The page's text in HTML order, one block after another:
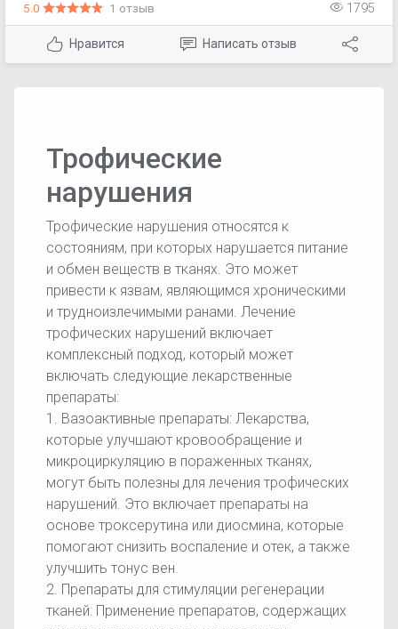
флеботромбоз; - посттромботический синдром; -
посттравматический отек, гематомы; - профилактика
осложнений после операций на венах; - геморрой.
5.0 1 отзыв 1795
Нравится Написать отзыв
Трофические
нарушения
Трофические нарушения относятся к
состояниям, при которых нарушается питание
и обмен веществ в тканях. Это может
привести к язвам, являющимся хроническими
и трудноизлечимыми ранами. Лечение
трофических нарушений включает
комплексный подход, который может
включать следующие лекарственные
препараты:
1. Вазоактивные препараты: Лекарства,
которые улучшают кровообращение и
микроциркуляцию в пораженных тканях,
могут быть полезны для лечения трофических
нарушений. Это включает препараты на
основе троксерутина или диосмина, которые
помогают снизить воспаление и отек, а также
улучшить тонус вен.
2. Препараты для стимуляции регенерации
тканей: Применение препаратов, содержащих